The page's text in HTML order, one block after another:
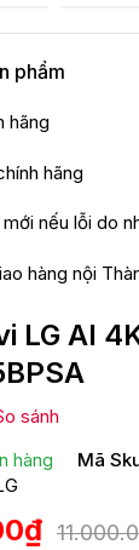
phẩm
hãng
hãng
nếu lỗi do
hàng nội
LG AI
sánh
hàng Mã